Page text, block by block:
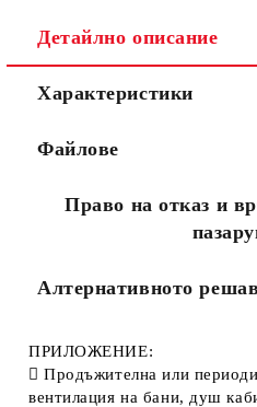
Съгласен съм с
Ние ще се свържем с вас в
Детайлно описание
Характеристики
Файлове
Право на отказ и
Алтернативното
ПРИЛОЖЕНИЕ:
 Продъжителна или
вентилация на бани, душ